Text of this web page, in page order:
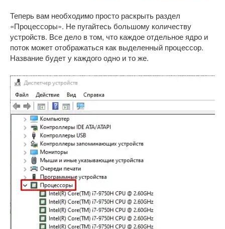
Теперь вам необходимо просто раскрыть раздел
«Процессоры». Не пугайтесь большому количеству
устройств. Все дело в том, что каждое отдельное ядро и
поток может отображаться как выделенный процессор.
Название будет у каждого одно и то же.